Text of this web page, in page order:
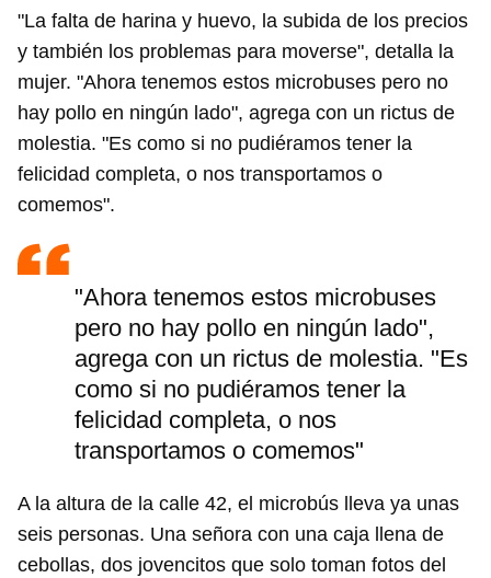
"La falta de harina y huevo, la subida de los precios
y también los problemas para moverse", detalla la
mujer. "Ahora tenemos estos microbuses pero no
hay pollo en ningún lado", agrega con un rictus de
molestia. "Es como si no pudiéramos tener la
felicidad completa, o nos transportamos o
comemos".
"Ahora tenemos estos microbuses
pero no hay pollo en ningún lado",
agrega con un rictus de molestia. "Es
como si no pudiéramos tener la
felicidad completa, o nos
transportamos o comemos"
A la altura de la calle 42, el microbús lleva ya unas
seis personas. Una señora con una caja llena de
cebollas, dos jovencitos que solo toman fotos del